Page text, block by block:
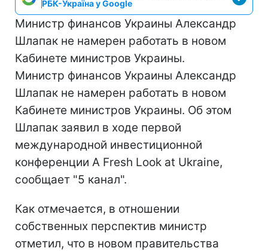
РБК-Україна у Google
Министр финансов Украины Александр
Шлапак не намерен работать в новом
Кабинете министров Украины.
Министр финансов Украины Александр
Шлапак не намерен работать в новом
Кабинете министров Украины. Об этом
Шлапак заявил в ходе первой
международной инвестиционной
конференции A Fresh Look аt Ukraine,
сообщает "5 канал".
Как отмечается, в отношении
собственных перспектив министр
отметил, что в новом правительства